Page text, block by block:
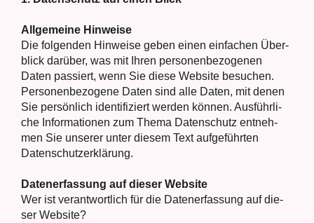
All­ge­mei­ne Hin­wei­se
Die fol­gen­den Hin­wei­se geben einen ein­fa­chen Über­
blick dar­über, was mit Ihren per­so­nen­be­zo­ge­nen
Daten pas­siert, wenn Sie die­se Web­site besu­chen.
Per­so­nen­be­zo­ge­ne Daten sind alle Daten, mit denen
Sie per­sön­lich iden­ti­fi­ziert wer­den kön­nen. Aus­führ­li­
che Infor­ma­tio­nen zum The­ma Daten­schutz ent­neh­
men Sie unse­rer unter die­sem Text auf­ge­führ­ten
Daten­schutz­er­klä­rung.
Daten­er­fas­sung auf die­ser Web­site
Wer ist ver­ant­wort­lich für die Daten­er­fas­sung auf die­
ser Web­site?